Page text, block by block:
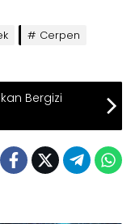
Cerpen
Bergizi